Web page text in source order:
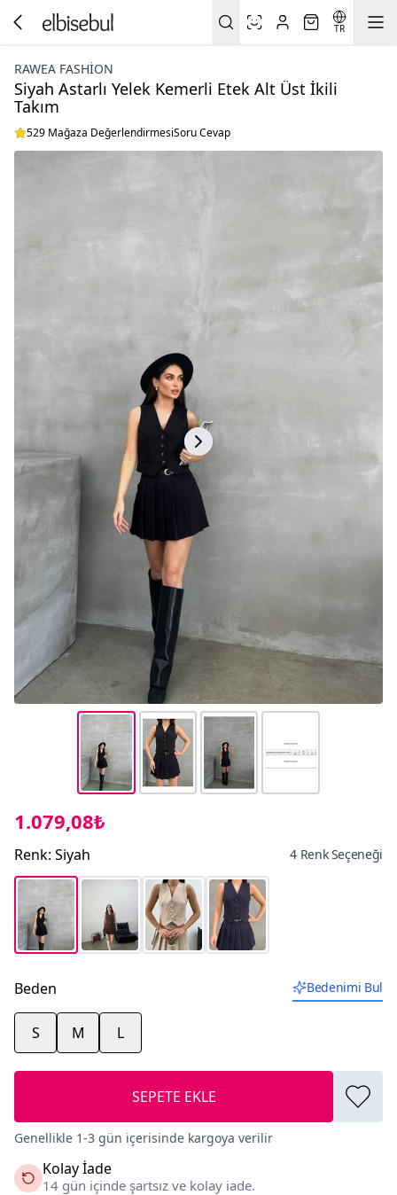
TR
RAWEA FASHİON
Siyah Astarlı Yelek Kemerli Etek Alt Üst İkili
Takım
529 Mağaza DeğerlendirmesiSoru Cevap
1.079,08₺
Renk: Siyah 4 Renk Seçeneği
Beden Bedenimi Bul
S M L
SEPETE EKLE
Genellikle 1-3 gün içerisinde kargoya verilir
Kolay İade
14 gün içinde şartsız ve kolay iade.